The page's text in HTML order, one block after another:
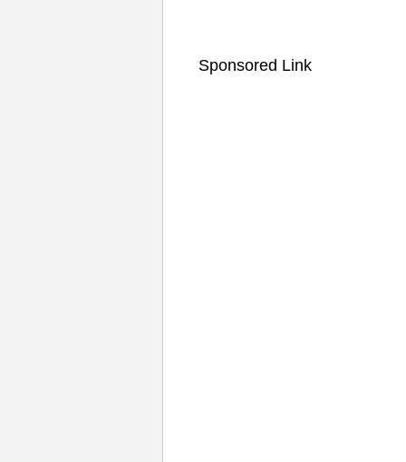
Sponsored Link